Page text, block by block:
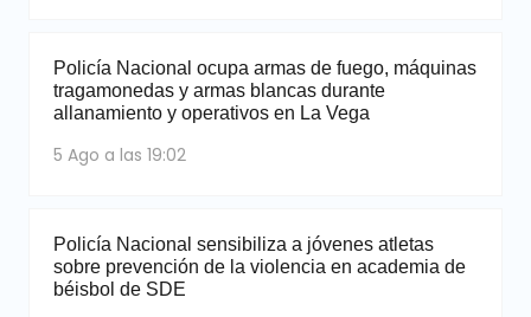
Policía Nacional ocupa armas de fuego, máquinas
tragamonedas y armas blancas durante
allanamiento y operativos en La Vega
5 Ago a las 19:02
Policía Nacional sensibiliza a jóvenes atletas
sobre prevención de la violencia en academia de
béisbol de SDE